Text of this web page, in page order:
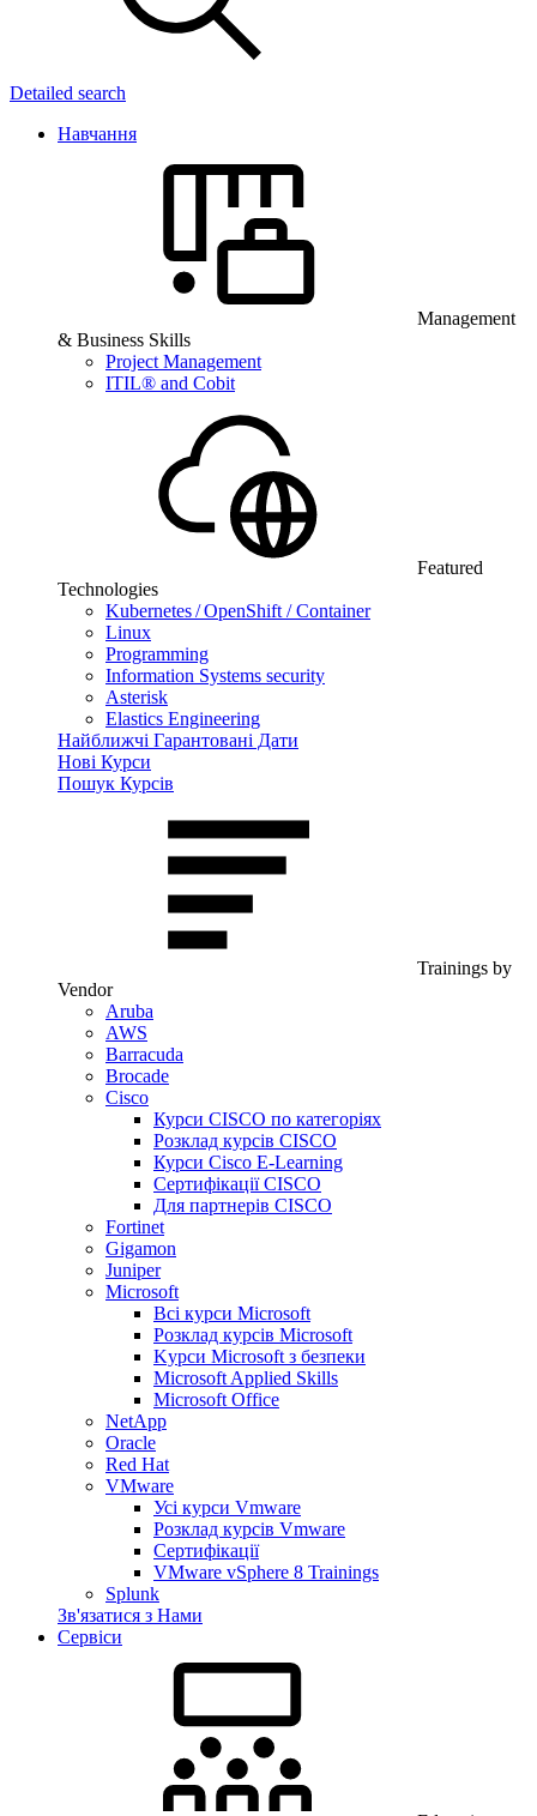
Detailed search
Навчання
Management
& Business Skills
Project Management
ITIL® and Cobit
Featured
Technologies
Kubernetes / OpenShift / Container
Linux
Programming
Information Systems security
Asterisk
Elastics Engineering
Найближчі Гарантовані Дати
Нові Курси
Пошук Курсів
Trainings by
Vendor
Aruba
AWS
Barracuda
Brocade
Cisco
Курси CISCO по категоріях
Розклад курсів CISCO
Курси Cisco E-Learning
Сертифікації CISCO
Для партнерів CISCO
Fortinet
Gigamon
Juniper
Microsoft
Всі курси Microsoft
Розклад курсів Microsoft
Kyрси Microsoft з безпеки
Microsoft Applied Skills
Microsoft Office
NetApp
Oracle
Red Hat
VMware
Усі курси Vmware
Розклад курсів Vmware
Сертифікації
VMware vSphere 8 Trainings
Splunk
Зв'язатися з Нами
Сервіси